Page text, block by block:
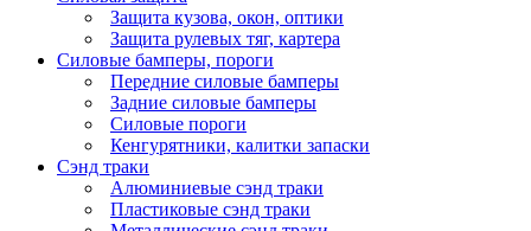
Защита кузова, окон, оптики
Защита рулевых тяг, картера
Силовые бамперы, пороги
Передние силовые бамперы
Задние силовые бамперы
Силовые пороги
Кенгурятники, калитки запаски
Сэнд траки
Алюминиевые сэнд траки
Пластиковые сэнд траки